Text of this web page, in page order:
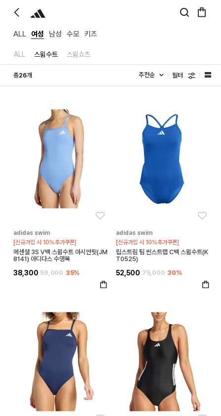
ALL 여성 남성 수모 키즈
ALL 스윔수트 스윔쇼츠
총26개 필터
adidas swim
[신규가입 시 10%추가쿠폰]
에센셜 3S V백 스윔수트 아시안핏(JM
8141) 아디다스 수영복
38,300 59,000 35%
adidas swim
[신규가입 시 10%추가쿠폰]
립스트림 팀 씬스트랩 C백 스윔수트(K
T0525)
52,500 75,000 30%